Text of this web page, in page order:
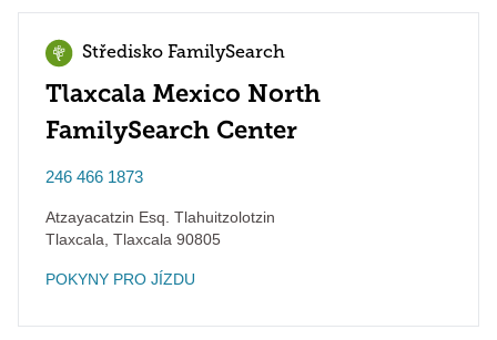
Středisko FamilySearch
Tlaxcala Mexico North
FamilySearch Center
246 466 1873
Atzayacatzin Esq. Tlahuitzolotzin
Tlaxcala Tlaxcala 90805
POKYNY PRO JÍZDU